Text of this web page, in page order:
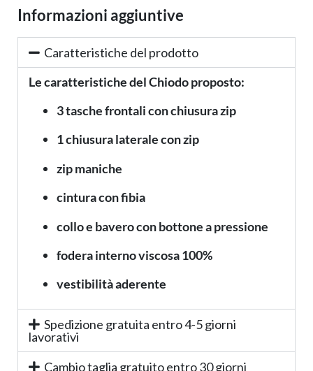
Informazioni aggiuntive
Caratteristiche del prodotto
Le caratteristiche del Chiodo proposto:
3 tasche frontali con chiusura zip
1 chiusura laterale con zip
zip maniche
cintura con fibia
collo e bavero con bottone a pressione
fodera interno viscosa 100%
vestibilità aderente
Spedizione gratuita entro 4-5 giorni
lavorativi
Cambio taglia gratuito entro 30 giorni